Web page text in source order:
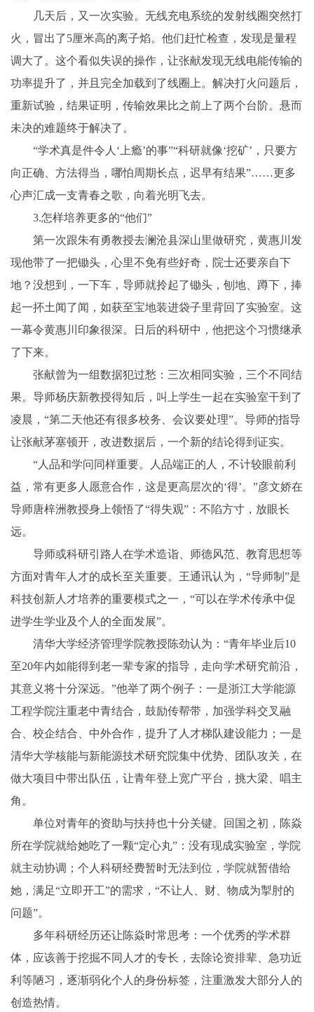
几天后，又一次实验。无线充电系统的发射线圈突然打
火，冒出了5厘米高的离子焰。他们赶忙检查，发现是量程
调大了。这个看似失误的操作，让张献发现无线电能传输的
功率提升了，并且完全加载到了线圈上。解决打火问题后，
重新试验，结果证明，传输效果比之前上了两个台阶。悬而
未决的难题终于解决了。
“学术真是件令人‘上瘾’的事”“科研就像‘挖矿’，只要方
向正确、方法得当，哪怕周期长点，迟早有结果”……更多
心声汇成一支青春之歌，向着光明飞去。
3.怎样培养更多的“他们”
第一次跟朱有勇教授去澜沧县深山里做研究，黄惠川发
现他带了一把锄头，心里不免有些好奇，院士还要亲自下
地？没想到，一下车，导师就拎起了锄头，刨地、蹲下，捧
起一抔土闻了闻，如获至宝地装进袋子里背回了实验室。这
一幕令黄惠川印象很深。日后的科研中，他把这个习惯继承
了下来。
张献曾为一组数据犯过愁：三次相同实验，三个不同结
果。导师杨庆新教授得知后，叫上学生一起在实验室干到了
凌晨，“第二天他还有很多校务、会议要处理”。导师的指导
让张献茅塞顿开，改进数据后，一个新的结论得到证实。
“人品和学问同样重要。人品端正的人，不计较眼前利
益，常有更多人愿意合作，这是更高层次的‘得’。”彦文娇在
导师唐梓洲教授身上领悟了“得失观”：不陷方寸，放眼长
远。
导师或科研引路人在学术造诣、师德风范、教育思想等
方面对青年人才的成长至关重要。王通讯认为，“导师制”是
科技创新人才培养的重要模式之一，“可以在学术传承中促
进学生学业及个人的全面发展”。
清华大学经济管理学院教授陈劲认为：“青年毕业后10
至20年内如能得到老一辈专家的指导，走向学术研究前沿，
其意义将十分深远。”他举了两个例子：一是浙江大学能源
工程学院注重老中青结合，鼓励传帮带，加强学科交叉融
合、校企结合、中外合作，提升了人才梯队建设能力；一是
清华大学核能与新能源技术研究院集中优势、团队攻关，在
做大项目中带出队伍，让青年登上宽广平台，挑大梁、唱主
角。
单位对青年的资助与扶持也十分关键。回国之初，陈焱
所在学院就给她吃了一颗“定心丸”：没有现成实验室，学院
就主动协调；个人科研经费暂时无法到位，学院就暂借给
她，满足“立即开工”的需求，“不让人、财、物成为掣肘的
问题”。
多年科研经历还让陈焱时常思考：一个优秀的学术群
体，应该善于挖掘不同人才的专长，去除论资排辈、急功近
利等陋习，逐渐弱化个人的身份标签，注重激发大部分人的
创造热情。